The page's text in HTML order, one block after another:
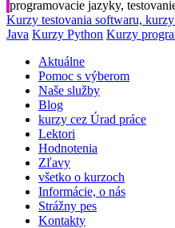
programovacie jazyky,
Kurzy testovania softwaru,
Java Kurzy Python Kurzy
Aktuálne
Pomoc s výberom
Naše služby
Blog
kurzy cez Úrad práce
Lektori
Hodnotenia
Zľavy
všetko o kurzoch
Informácie, o nás
Strážny pes
Kontakty